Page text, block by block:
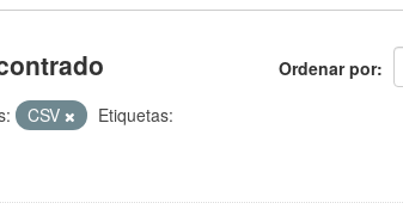
Ordenar por
CSV
Etiquetas: